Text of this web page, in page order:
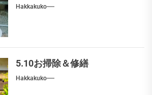
Hakkakuko
5.10お掃除＆修繕
Hakkakuko